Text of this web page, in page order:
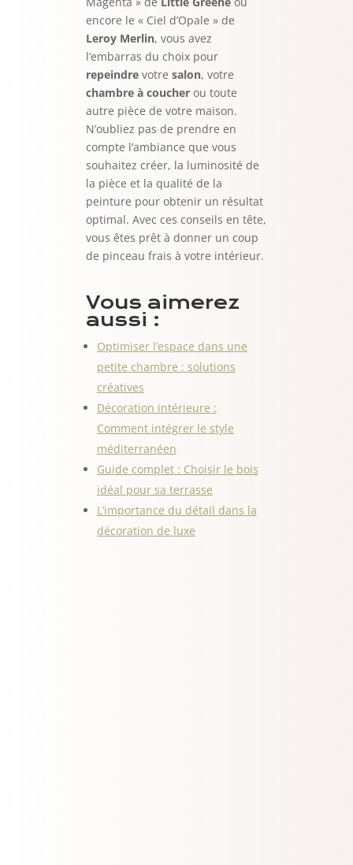
encore le « Ciel d’Opale » de
Leroy Merlin, vous avez
l’embarras du choix pour
repeindrevotre salon, votre
chambre à coucherou toute
autre pièce de votre maison.
N’oubliez pas de prendre en
compte l’ambiance que vous
souhaitez créer, la luminosité de
la pièce et la qualité de la
peinture pour obtenir un résultat
optimal. Avec ces conseils en tête,
vous êtes prêt à donner un coup
de pinceau frais à votre intérieur.
Vous aimerez
aussi :
Optimiser l’espace dans une
petite chambre : solutions
créatives
Décoration intérieure :
Comment intégrer le style
méditerranéen
Guide complet : Choisir le bois
idéal pour sa terrasse
L’importance du détail dans la
décoration de luxe